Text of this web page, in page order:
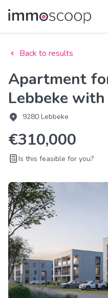
Back to results
Apartment for sale in
Lebbeke
9280 Lebbeke
€310,000
Is this feasible for you?